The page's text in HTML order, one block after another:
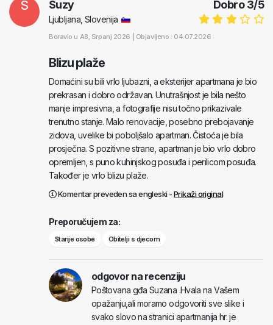
S Dobro3/5
Suzy
Ljubljana, Slovenija
Boravio u A8, Srpanj 2026 | Objavljeno : 04.07.2026
Blizu plaže
Domaćini su bili vrlo ljubazni, a eksterijer apartmana je bio
prekrasan i dobro održavan. Unutrašnjost je bila nešto
manje impresivna, a fotografije nisu točno prikazivale
trenutno stanje. Malo renovacije, posebno prebojavanje
zidova, uvelike bi poboljšalo apartman. Čistoća je bila
prosječna. S pozitivne strane, apartman je bio vrlo dobro
opremljen, s puno kuhinjskog posuđa i perilicom posuđa.
Također je vrlo blizu plaže.
Komentar preveden sa engleski -Prikaži original
Preporučujem za:
Starije osobe Obitelji s djecom
odgovor na recenziju
Poštovana gđa Suzana .Hvala na Vašem
opažanju,ali moramo odgovoriti sve slike i
svako slovo na stranici apartmanija hr. je